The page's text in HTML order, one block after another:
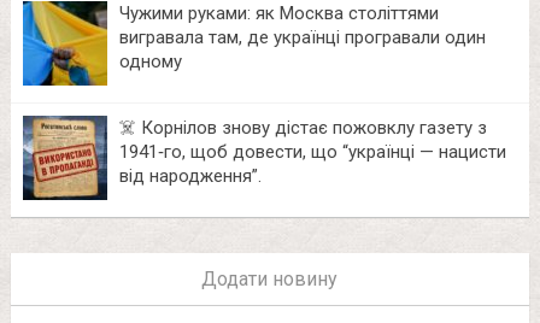
Чужими руками: як Москва століттями
вигравала там, де українці програвали один
одному
☠️ Корнілов знову дістає пожовклу газету з
1941‑го, щоб довести, що “українці — нацисти
від народження”.
Додати новину